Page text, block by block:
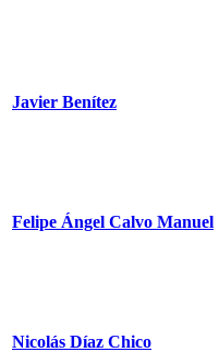
Javier Benítez
Felipe Ángel Calvo Manuel
Nicolás Díaz Chico